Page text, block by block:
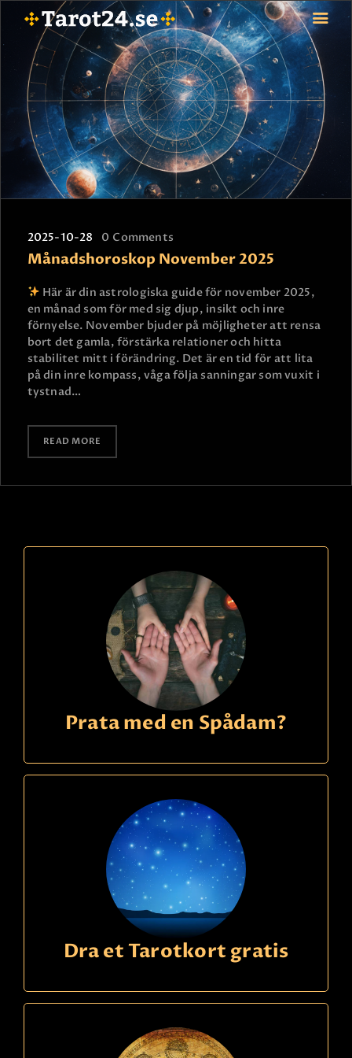
HEM
ASTROLOGI
STJÄRNTECKEN
TAROT
SPÅDAM-SIERSKA
JOBBA SOM SPÅDAM
BETALNING
FAQ
KONTAKTA OSS
2025-10-28 0 Comments
Månadshoroskop November 2025
Här är din astrologiska guide för november 2025,
en månad som för med sig djup, insikt och inre
förnyelse. November bjuder på möjligheter att rensa
bort det gamla, förstärka relationer och hitta
stabilitet mitt i förändring. Det är en tid för att lita
på din inre kompass, våga följa sanningar som vuxit i
tystnad…
READ MORE
Prata med en Spådam?
Dra et Tarotkort gratis